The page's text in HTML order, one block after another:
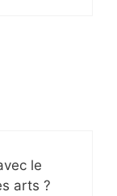
le
arts ?